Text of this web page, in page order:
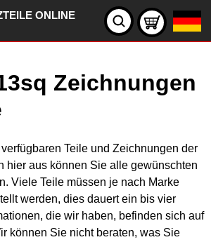
ONLINE
Zeichnungen
Teile und Zeichnungen der
hier aus können Sie alle gewünschten
Viele Teile müssen je nach Marke
werden, dies dauert ein bis vier
die wir haben, befinden sich auf
können Sie nicht beraten, was Sie